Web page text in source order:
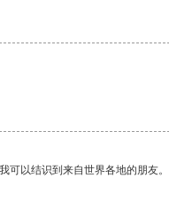
可以结识到来自世界各地的朋友。